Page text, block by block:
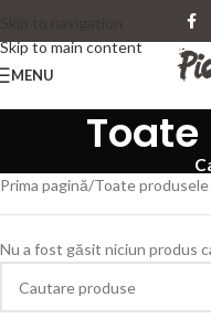
Skip to main content
MENU
Prima pagină Toate produsele
Nu a fost găsit niciun produs